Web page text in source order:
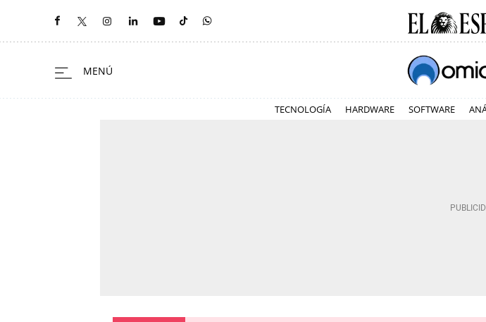
TECNOLOGÍA HARDWARE SOFTWARE